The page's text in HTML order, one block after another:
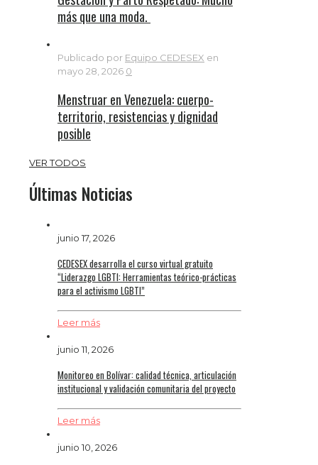
más que una moda.
Publicado por Equipo CEDESEX en
mayo 28, 2026 0
Menstruar en Venezuela: cuerpo-
territorio, resistencias y dignidad
posible
VER TODOS
Últimas Noticias
junio 17, 2026
CEDESEX desarrolla el curso virtual gratuito
“Liderazgo LGBTI: Herramientas teórico-prácticas
para el activismo LGBTI”
Leer más
junio 11, 2026
Monitoreo en Bolívar: calidad técnica, articulación
institucional y validación comunitaria del proyecto
Leer más
junio 10, 2026